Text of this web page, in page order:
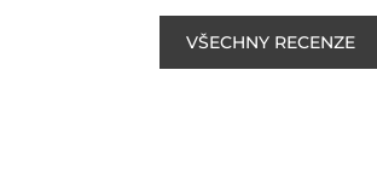
VŠECHNY RECENZE